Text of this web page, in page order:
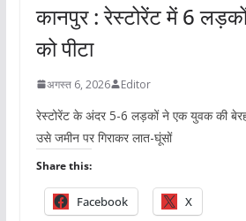
कानपुर : रेस्टोरेंट में 6
को पीटा
अगस्त 6, 2026 Editor
रेस्टोरेंट के अंदर 5-6 लड़कों ने एक युवक की
उसे जमीन पर गिराकर लात-घूंसों
Share this:
Facebook X